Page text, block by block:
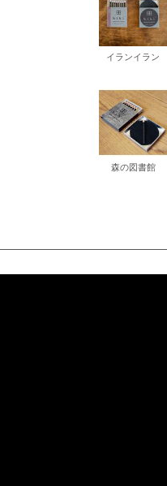
広島
書店
六本
屋書
イランイラン
森の図書館